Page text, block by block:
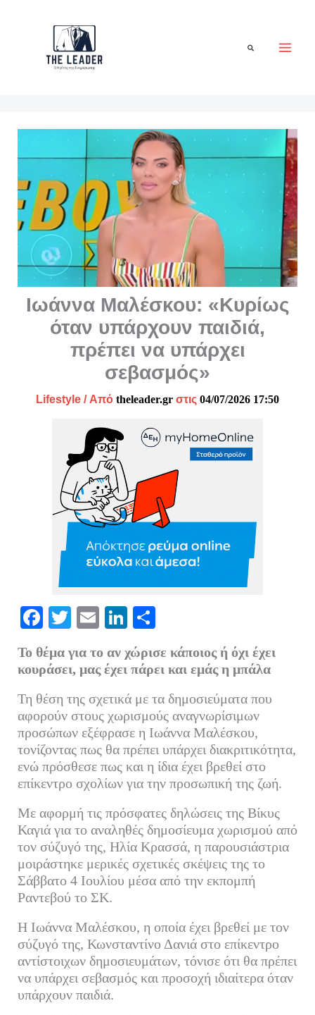
Αναζήτηση
Ιωάννα Μαλέσκου: «Κυρίως
όταν υπάρχουν παιδιά,
πρέπει να υπάρχει
σεβασμός»
Lifestyle / Από theleader.gr στις 04/07/2026 17:50
Fa
ce
bo
T
tte
E
ail
Li
nk
ed ρ
στ
εί
τε
Το θέμα για το αν χώρισε κάποιος ή όχι έχει
κουράσει, μας έχει πάρει και εμάς η μπάλα
Τη θέση της σχετικά με τα δημοσιεύματα που
αφορούν στους χωρισμούς αναγνωρίσιμων
προσώπων εξέφρασε η Ιωάννα Μαλέσκου,
τονίζοντας πως θα πρέπει υπάρχει διακριτικότητα,
ενώ πρόσθεσε πως και η ίδια έχει βρεθεί στο
επίκεντρο σχολίων για την προσωπική της ζωή.
Με αφορμή τις πρόσφατες δηλώσεις της Βίκυς
Καγιά για το αναληθές δημοσίευμα χωρισμού από
τον σύζυγό της, Ηλία Κρασσά, η παρουσιάστρια
μοιράστηκε μερικές σχετικές σκέψεις της το
Σάββατο 4 Ιουλίου μέσα από την εκπομπή
Ραντεβού το ΣΚ.
Η Ιωάννα Μαλέσκου, η οποία έχει βρεθεί με τον
σύζυγό της, Κωνσταντίνο Δανιά στο επίκεντρο
αντίστοιχων δημοσιευμάτων, τόνισε ότι θα πρέπει
να υπάρχει σεβασμός και προσοχή ιδιαίτερα όταν
υπάρχουν παιδιά.